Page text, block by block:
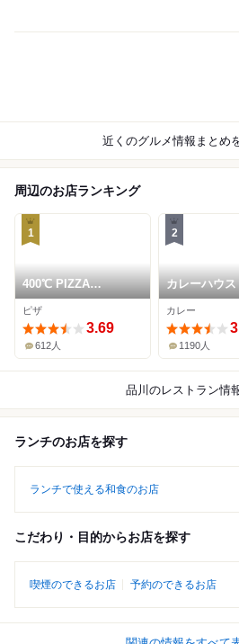
近くのグルメ情報まとめ
周辺のお店ランキング
1
400℃ PIZZA
SHINAGAWA
ピザ
3.69
612人
2
カレーハウ
カレー
1190人
品川 のレストラン情
ランチのお店を探す
ランチで使える和食のお店
こだわり・目的からお店を探す
喫煙のできるお店 予約のできるお店